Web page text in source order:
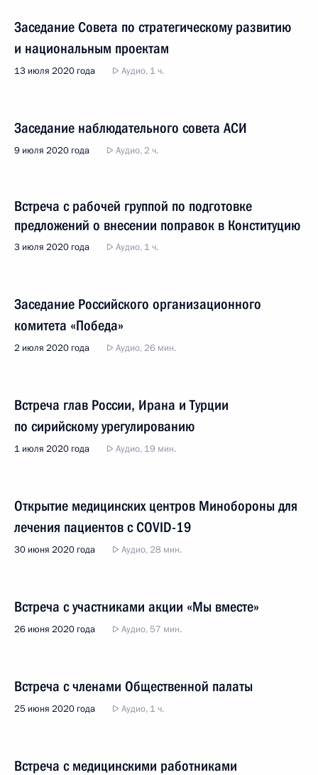
Заседание Совета по стратегическому развитию
и национальным проектам
13 июля 2020 года Аудио, 1 ч.
Заседание наблюдательного совета АСИ
9 июля 2020 года Аудио, 2 ч.
Встреча с рабочей группой по подготовке
предложений о внесении поправок в Конституцию
3 июля 2020 года Аудио, 1 ч.
Заседание Российского организационного
комитета «Победа»
2 июля 2020 года Аудио, 26 мин.
Встреча глав России, Ирана и Турции
по сирийскому урегулированию
1 июля 2020 года Аудио, 19 мин.
Открытие медицинских центров Минобороны для
лечения пациентов с COVID-19
30 июня 2020 года Аудио, 28 мин.
Встреча с участниками акции «Мы вместе»
26 июня 2020 года Аудио, 57 мин.
Встреча с членами Общественной палаты
25 июня 2020 года Аудио, 1 ч.
Встреча с медицинскими работниками